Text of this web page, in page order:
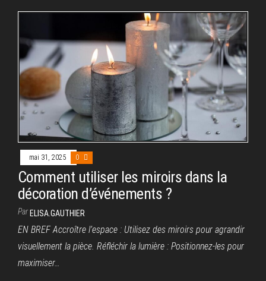
mai 31, 2025 0
Comment utiliser les miroirs dans la
décoration d’événements ?
Par ELISA.GAUTHIER
EN BREF Accroître l’espace : Utilisez des miroirs pour agrandir
visuellement la pièce. Réfléchir la lumière : Positionnez-les pour
maximiser…